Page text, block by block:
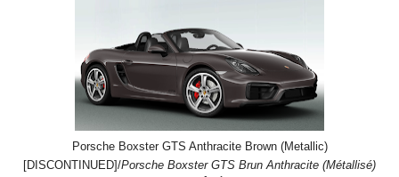
Porsche Boxster GTS Anthracite Brown (Metallic)
[DISCONTINUED]/Porsche Boxster GTS Brun Anthracite (Métallisé)